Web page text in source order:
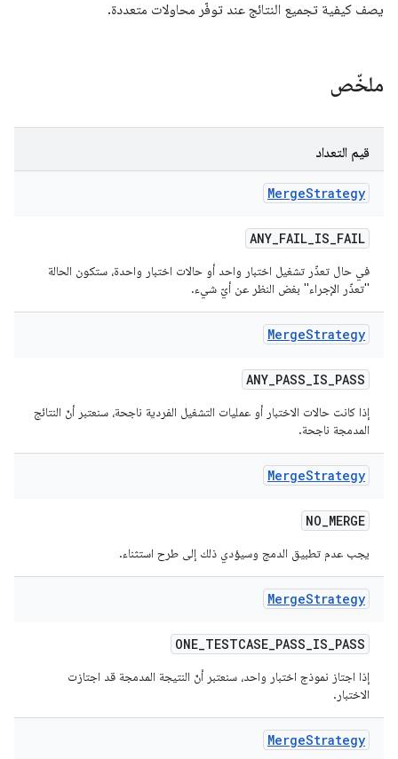
يصف كيفية تجميع النتائج عند توفّر محاولات متعددة.
ملخّص
قيم التعداد
MergeStrategy
ANY_FAIL_IS_FAIL
في حال تعذّر تشغيل اختبار واحد أو حالات اختبار واحدة، ستكون الحالة
"تعذّر الإجراء" بغض النظر عن أيّ شيء.
MergeStrategy
ANY_PASS_IS_PASS
إذا كانت حالات الاختبار أو عمليات التشغيل الفردية ناجحة، سنعتبر أنّ النتائج
المدمجة ناجحة.
MergeStrategy
NO_MERGE
يجب عدم تطبيق الدمج وسيؤدي ذلك إلى طرح استثناء.
MergeStrategy
ONE_TESTCASE_PASS_IS_PASS
إذا اجتاز نموذج اختبار واحد، سنعتبر أنّ النتيجة المدمجة قد اجتازت
الاختبار.
MergeStrategy